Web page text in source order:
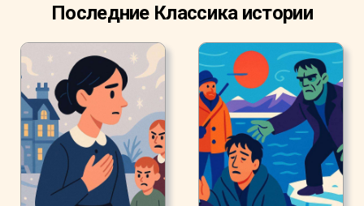
Последние Классика истории